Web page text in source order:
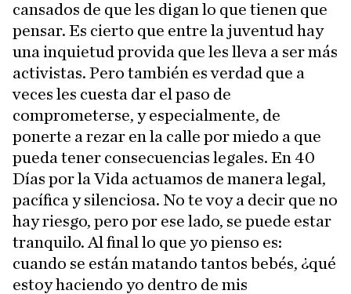
cansados de que les digan lo que tienen que
pensar. Es cierto que entre la juventud hay
una inquietud provida que les lleva a ser más
activistas. Pero también es verdad que a
veces les cuesta dar el paso de
comprometerse, y especialmente, de
ponerte a rezar en la calle por miedo a que
pueda tener consecuencias legales. En 40
Días por la Vida actuamos de manera legal,
pacífica y silenciosa. No te voy a decir que no
hay riesgo, pero por ese lado, se puede estar
tranquilo. Al final lo que yo pienso es:
cuando se están matando tantos bebés, ¿qué
estoy haciendo yo dentro de mis